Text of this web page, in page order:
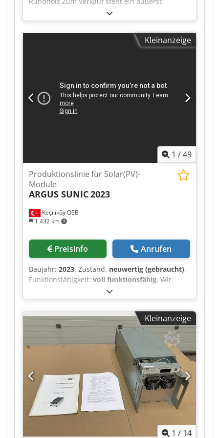
robuster Querförderer für Baumstämme aus
einem professionellen Sägewerksbetrieb.
Ausstattung: Schwere Industrieausführung
Doppelte Kettenförderung Kurze Förderstrecke
Die Anlage befindet sich in einem guten,
funktionsfähigen Zustand und kann nach
Terminvereinbarung unter Strom besichtigt
werden. Bitte unterbreiten Sie uns ein faires
Kleinanzeige
1 /49
Keçiliköy OSB
1.432 km
Produktionslinie für Solar(PV)-
Module
ARGUS SUNIC2023
Preisinfo Anrufen
Baujahr: 2023, Zustand: neuwertig (gebraucht),
Funktionsfähigkeit: voll funktionsfähig, Wir
bieten diese neue PRODUKTIONSLINIE FÜR
SOLARE PHOTOVOLTAIK-MODULE an, Baujahr
2023. Es handelt sich um eine Produktionsanlage
für Solarmodule, die sowohl PERC- als auch
TOPCon-Solarzellen verarbeiten und eine breite
Palette beliebter PV-Module herstellen kann, die
derzeit auf dem Markt gefragt sind. Die
vollständig automatisierte Produktionslinie hat
eine jährliche Kapazität von 250 MW und kann
verschiedene Modulkonfigurationen herstellen,
darunter 450-W-, 585-W- und 630-W-Module mit
TOPCon-16BB-Technologie, erhältlich mit
schwarzem Rahmen und schwarzer
Rückseitenfolie, als Glas-auf-Glas-Modul, mit
weißer Rückseitenfolie und mit transparenter
Kleinanzeige
1 / 14